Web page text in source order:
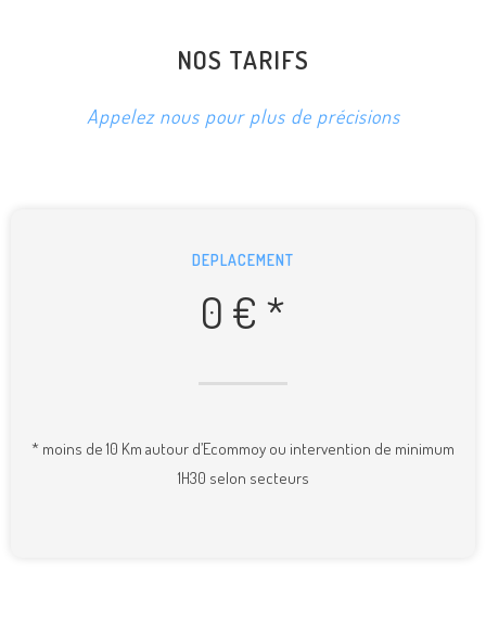
NOS TARIFS
Appelez nous pour plus de précisions
DEPLACEMENT
0 € *
* moins de 10 Km autour d’Ecommoy ou intervention de minimum
1H30 selon secteurs